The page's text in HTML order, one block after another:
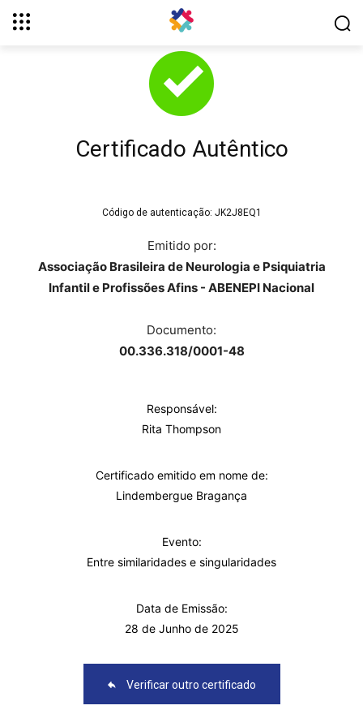
Certificado Autêntico
Código de autenticação: JK2J8EQ1
Emitido por:
Associação Brasileira de Neurologia e Psiquiatria
Infantil e Profissões Afins - ABENEPI Nacional
Documento:
00.336.318/0001-48
Responsável:
Rita Thompson
Certificado emitido em nome de:
Lindembergue Bragança
Evento:
Entre similaridades e singularidades
Data de Emissão:
28 de Junho de 2025
Verificar outro certificado